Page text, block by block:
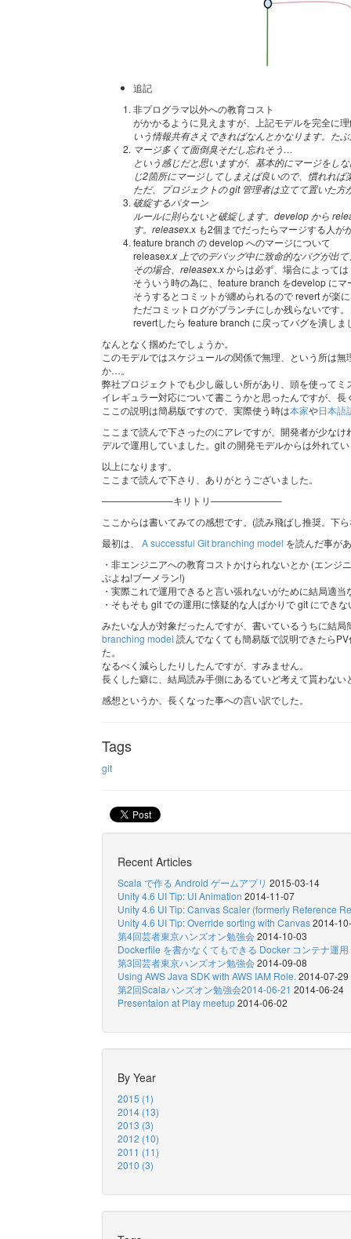
追記
非プログラマ以外への教育コスト
がかかるように見えますが、上記モデルを完全に
いう情報共有さえできればなんとかなります。た
マージ多くて面倒臭そだし忘れそう…
という感じだと思いますが、基本的にマージをし
じ2箇所にマージしてしまえば良いので、慣れれ
ただ、プロジェクトの git 管理者は立てて置いた方
破綻するパターン
ルールに則らないと破綻します。develop から
す。releasex.x も2個までだったらマージする人が
feature branch の develop へのマージについて
releasex.x 上でのデバッグ中に致命的なバグが出
その場合、releasex.x からは必ず、場合によって
そういう時の為に、feature branch をdevelop に
そうするとコミットが纏められるので revert が楽
ただコミットログがブランチにしか残らないです
revertしたら feature branch に戻ってバグを潰しま
なんとなく掴めたでしょうか。
このモデルではスケジュールの関係で無理、という所は
か…。
弊社プロジェクトでも少し厳しい所があり、頭を使って
イレギュラー対応について書こうかと思ったんですが、長
ここの説明は簡易版ですので、実際使う時は本家や日本語
ここまで読んで下さったのにアレですが、開発者が少な
デルで運用していました。git の開発モデルからは外れて
以上になります。
ここまで読んで下さり、ありがとうございました。
———————–キリトリ———————–
ここからは書いてみての感想です。(読み飛ばし推奨。下
最初は、 A successful Git branching model を読んだ事が
・非エンジニアへの教育コストかけられないとか (エン
ぶよね!ブーメラン!)
・実際これで運用できると言い張れないがために結局適
・そもそも git での運用に懐疑的な人ばかりで git にできな
みたいな人が対象だったんですが、書いているうちに結
branching model 読んでなくても簡易版で説明できたら
た。
なるべく減らしたりしたんですが、すみません。
長くした癖に、結局読み手側にあるていど考えて貰わない
感想というか、長くなった事への言い訳でした。
Tags
git
Recent Articles
Scala で作る Android ゲームアプリ 2015-03-14
Unity 4.6 UI Tip: UI Animation 2014-11-07
Unity 4.6 UI Tip: Canvas Scaler (formerly Reference
Unity 4.6 UI Tip: Override sorting with Canvas2014-
第4回芸者東京ハンズオン勉強会2014-10-03
Dockerfile を書かなくてもできる Docker コンテナ運用
第3回芸者東京ハンズオン勉強会2014-09-08
Using AWS Java SDK with AWS IAM Role. 2014-07-29
第2回Scalaハンズオン勉強会2014-06-21 2014-06-24
Presentaion at Play meetup2014-06-02
By Year
2015 (1)
2014 (13)
2013 (3)
2012 (10)
2011 (11)
2010 (3)